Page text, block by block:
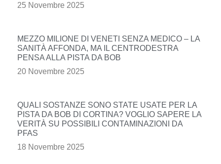
25 Novembre 2025
MEZZO MILIONE DI VENETI SENZA MEDICO – LA
SANITÀ AFFONDA, MA IL CENTRODESTRA
PENSA ALLA PISTA DA BOB
20 Novembre 2025
QUALI SOSTANZE SONO STATE USATE PER LA
PISTA DA BOB DI CORTINA? VOGLIO SAPERE LA
VERITÀ SU POSSIBILI CONTAMINAZIONI DA
PFAS
18 Novembre 2025